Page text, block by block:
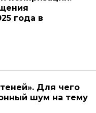
года в
Для чего
шум на тему